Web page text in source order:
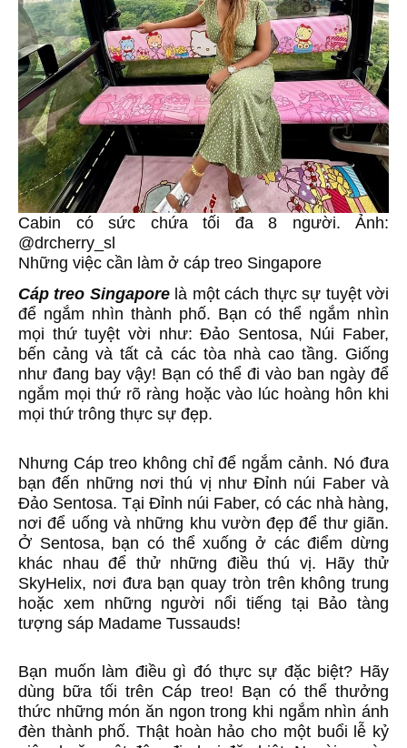
Cabin có sức chứa tối đa 8 người. Ảnh:
@drcherry_sl
Những việc cần làm ở cáp treo Singapore
Cáp treo Singaporelà một cách thực sự tuyệt vời
để ngắm nhìn thành phố. Bạn có thể ngắm nhìn
mọi thứ tuyệt vời như: Đảo Sentosa, Núi Faber,
bến cảng và tất cả các tòa nhà cao tầng. Giống
như đang bay vậy! Bạn có thể đi vào ban ngày để
ngắm mọi thứ rõ ràng hoặc vào lúc hoàng hôn khi
mọi thứ trông thực sự đẹp.
Nhưng Cáp treo không chỉ để ngắm cảnh. Nó đưa
bạn đến những nơi thú vị như Đỉnh núi Faber và
Đảo Sentosa. Tại Đỉnh núi Faber, có các nhà hàng,
nơi để uống và những khu vườn đẹp để thư giãn.
Ở Sentosa, bạn có thể xuống ở các điểm dừng
khác nhau để thử những điều thú vị. Hãy thử
SkyHelix, nơi đưa bạn quay tròn trên không trung
hoặc xem những người nổi tiếng tại Bảo tàng
tượng sáp Madame Tussauds!
Bạn muốn làm điều gì đó thực sự đặc biệt? Hãy
dùng bữa tối trên Cáp treo! Bạn có thể thưởng
thức những món ăn ngon trong khi ngắm nhìn ánh
đèn thành phố. Thật hoàn hảo cho một buổi lễ kỷ